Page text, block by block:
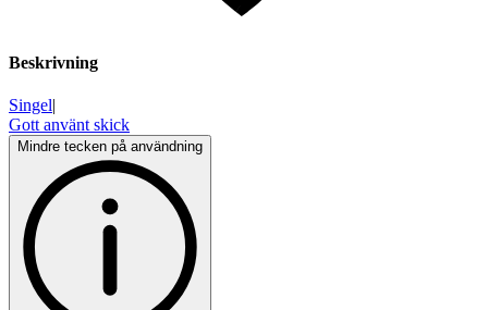
Beskrivning
Singel|
Gott använt skick
Mindre tecken på användning